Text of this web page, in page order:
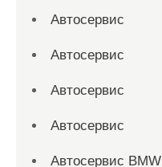
Автосервис
Автосервис
Автосервис
Автосервис
Автосервис BMW